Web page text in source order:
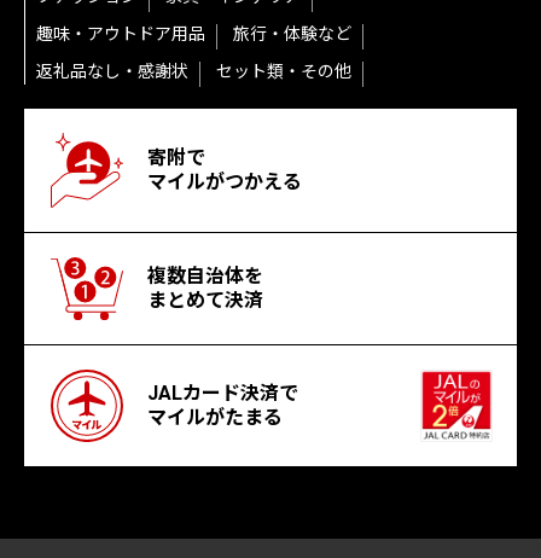
趣味・アウトドア用品
旅行・体験など
返礼品なし・感謝状
セット類・その他
寄附で
マイルがつかえる
複数自治体を
まとめて決済
JALカード決済で
マイルがたまる